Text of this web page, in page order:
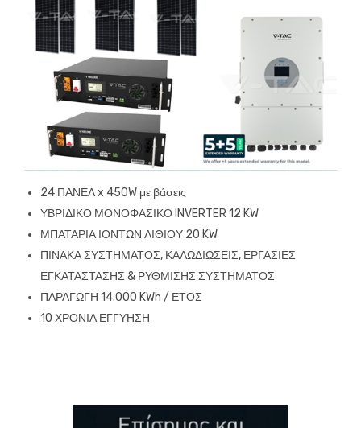
24 ΠΑΝΕΛ x 450W με βάσεις
ΥΒΡΙΔΙΚΟ ΜΟΝΟΦΑΣΙΚΟ INVERTER 12 KW
ΜΠΑΤΑΡΙΑ ΙΟΝΤΩΝ ΛΙΘΙΟΥ 20 KW
ΠΙΝΑΚΑ ΣΥΣΤΗΜΑΤΟΣ, ΚΑΛΩΔΙΩΣΕΙΣ, ΕΡΓΑΣΙΕΣ
ΕΓΚΑΤΑΣΤΑΣΗΣ & ΡΥΘΜΙΣΗΣ ΣΥΣΤΗΜΑΤΟΣ
ΠΑΡΑΓΩΓΗ 14.000 KWh / ΕΤΟΣ
10 ΧΡΟΝΙΑ ΕΓΓΥΗΣΗ